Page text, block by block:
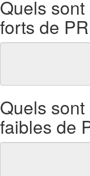
Quels
forts de
Quels
faibles de